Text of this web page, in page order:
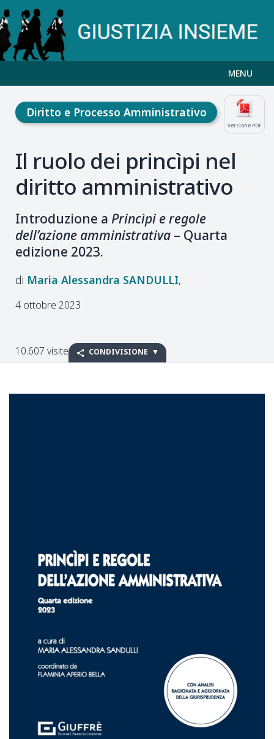
MENU
Versione PDF
Diritto e Processo Amministrativo
Il ruolo dei princìpi nel
diritto amministrativo
Introduzione a Princìpi e regole
dell’azione amministrativa – Quarta
edizione 2023.
Maria Alessandra SANDULLI
4 ottobre 2023
10.607 visite CONDIVISIONE